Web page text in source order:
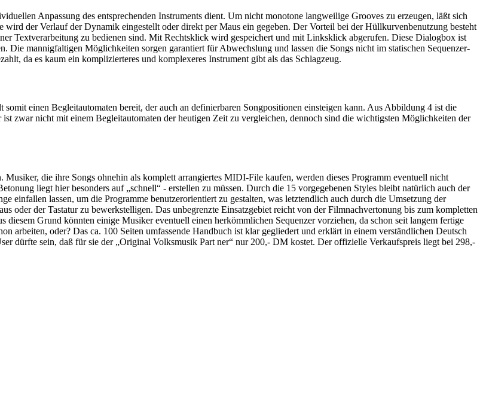
Anpassung des entsprechenden Instruments dient. Um nicht monotone langweilige Grooves zu erzeugen, läßt sich
der Verlauf der Dynamik eingestellt oder direkt per Maus ein gegeben. Der Vorteil bei der Hüllkurvenbenutzung besteht
Textverarbeitung zu bedienen sind. Mit Rechtsklick wird gespeichert und mit Linksklick abgerufen. Diese Dialogbox ist
Die mannigfaltigen Möglichkeiten sorgen garantiert für Abwechslung und lassen die Songs nicht im statischen Sequenzer-
da es kaum ein komplizierteres und komplexeres Instrument gibt als das Schlagzeug.
einen Begleitautomaten bereit, der auch an definierbaren Songpositionen einsteigen kann. Aus Abbildung 4 ist die
zwar nicht mit einem Begleitautomaten der heutigen Zeit zu vergleichen, dennoch sind die wichtigsten Möglichkeiten der
die ihre Songs ohnehin als komplett arrangiertes MIDI-File kaufen, werden dieses Programm eventuell nicht
liegt hier besonders auf „schnell“ - erstellen zu müssen. Durch die 15 vorgegebenen Styles bleibt natürlich auch der
einfallen lassen, um die Programme benutzerorientiert zu gestalten, was letztendlich auch durch die Umsetzung der
oder der Tastatur zu bewerkstelligen. Das unbegrenzte Einsatzgebiet reicht von der Filmnachvertonung bis zum kompletten
Grund könnten einige Musiker eventuell einen herkömmlichen Sequenzer vorziehen, da schon seit langem fertige
arbeiten, oder? Das ca. 100 Seiten umfassende Handbuch ist klar gegliedert und erklärt in einem verständlichen Deutsch
dürfte sein, daß für sie der „Original Volksmusik Part ner“ nur 200,- DM kostet. Der offizielle Verkaufspreis liegt bei 298,-